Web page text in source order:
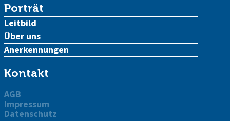
Porträt
Leitbild
Über uns
Anerkennungen
Kontakt
AGB
Impressum
Datenschutz